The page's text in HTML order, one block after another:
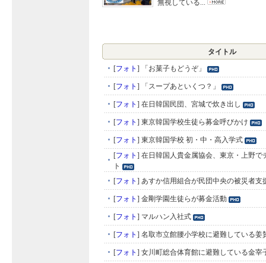
無視している...
タイトル
[フォト ] 「お菓子もどうぞ」
[フォト ] 「スープあといくつ？」
[フォト ] 在日韓国民団、宮城で炊き出し
[フォト ] 東京韓国学校生徒ら募金呼びかけ
[フォト ] 東京韓国学校 初・中・高入学式
[フォト ] 在日韓国人貴金属協会、東京・上野で
ト
[フォト ] あすか信用組合が民団中央の被災者支
[フォト ] 金剛学園生徒らが募金活動
[フォト ] マルハン入社式
[フォト ] 名取市立館腰小学校に避難している姜
[フォト ] 女川町総合体育館に避難している金宰